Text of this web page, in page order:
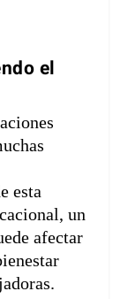
el
esta
un
afectar